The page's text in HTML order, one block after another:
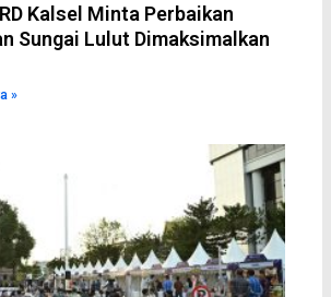
Kalsel Minta Perbaikan
Sungai Lulut Dimaksimalkan
»